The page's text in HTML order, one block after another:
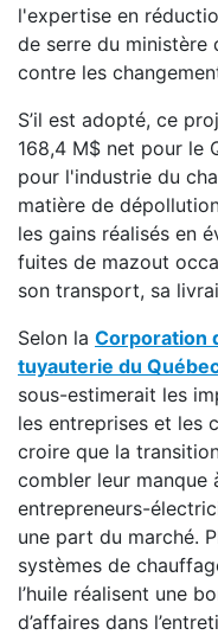
l'expertise en
de serre du ministère
contre les
S’il est adopté, ce
168,4 M$ net pour le
pour l'industrie du
matière de
les gains réalisés en
fuites de mazout
son transport, sa
Selon la Corporation
tuyauterie du
sous-estimerait les
les entreprises et les
croire que la
combler leur manque
entrepreneurs-
une part du marché.
systèmes de
l’huile réalisent une
d’affaires dans